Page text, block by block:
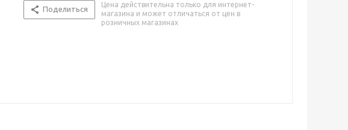
Поделиться
Цена действительна только для интернет-
магазина и может отличаться от цен в
розничных магазинах